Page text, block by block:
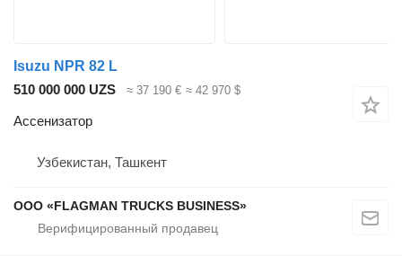
Isuzu NPR 82 L
510 000 000 UZS
≈ 37 190 € ≈ 42 970 $
Ассенизатор
Узбекистан, Ташкент
ООО «FLAGMAN TRUCKS BUSINESS»